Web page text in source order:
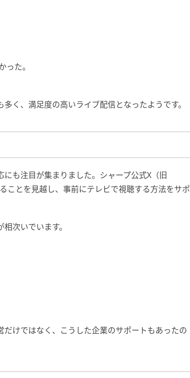
た。
く、満足度の高いライブ配信となったようです。
も注目が集まりました。シャープ公式X（旧
とを見越し、事前にテレビで視聴する方法をサポ
次いでいます。
けではなく、こうした企業のサポートもあったの